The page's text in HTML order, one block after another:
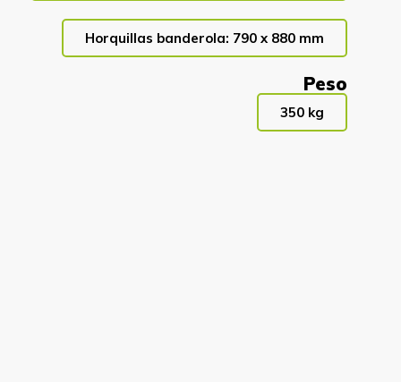
Horquillas banderola: 790 x 880 mm
Peso
350 kg